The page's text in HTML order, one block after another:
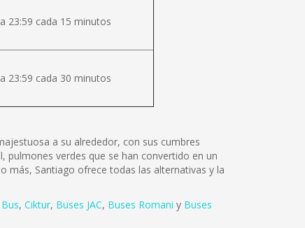
23:59 cada 15 minutos
23:59 cada 30 minutos
a su alrededor, con sus cumbres
pulmones verdes que se han convertido en un
más, Santiago ofrece todas las alternativas y la
, Ciktur, Buses JAC, Buses Romani y Buses